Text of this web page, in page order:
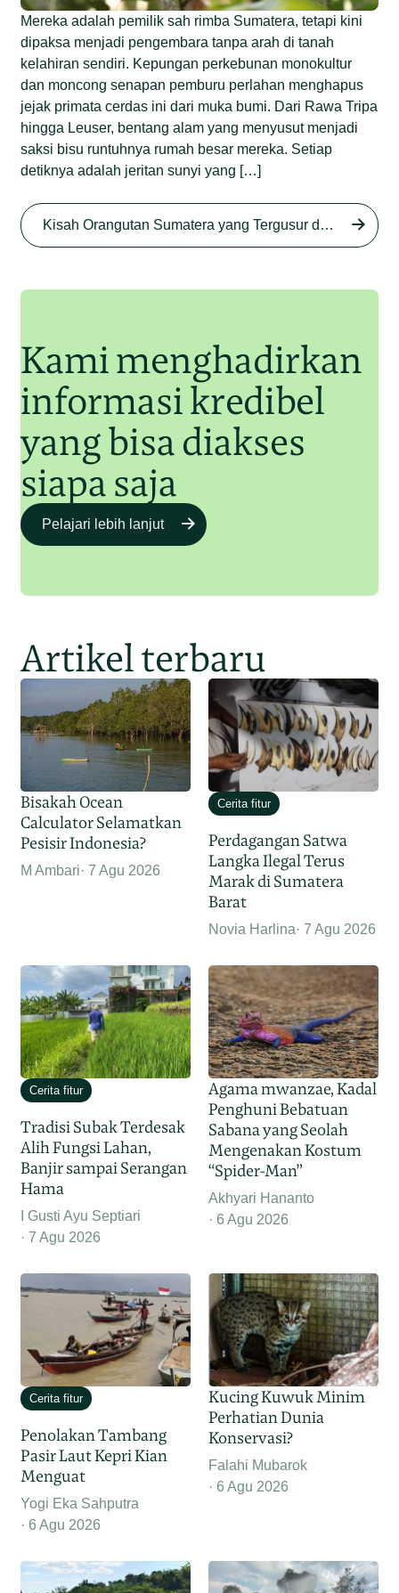
Sumatera di Rawa Tripa
Junaidi Hanafiah 27 Agu 2025
Begini Modus Perburuan
Mereka adalah pemilik sah rimba Sumatera, tetapi kini
dipaksa menjadi pengembara tanpa arah di tanah
kelahiran sendiri. Kepungan perkebunan monokultur
dan moncong senapan pemburu perlahan menghapus
jejak primata cerdas ini dari muka bumi. Dari Rawa Tripa
hingga Leuser, bentang alam yang menyusut menjadi
saksi bisu runtuhnya rumah besar mereka. Setiap
detiknya adalah jeritan sunyi yang […]
Kisah Orangutan Sumatera yang Tergusur dari Rumah Sendiri series
Kami menghadirkan
informasi kredibel
yang bisa diakses
siapa saja
Pelajari lebih lanjut
Artikel terbaru
Bisakah Ocean
Calculator Selamatkan
Pesisir Indonesia?
M Ambari 7 Agu 2026
Cerita fitur
Perdagangan Satwa
Langka Ilegal Terus
Marak di Sumatera
Barat
Novia Harlina 7 Agu 2026
Cerita fitur
Tradisi Subak Terdesak
Alih Fungsi Lahan,
Banjir sampai Serangan
Hama
I Gusti Ayu Septiari
7 Agu 2026
Agama mwanzae, Kadal
Penghuni Bebatuan
Sabana yang Seolah
Mengenakan Kostum
“Spider-Man”
Akhyari Hananto
6 Agu 2026
Cerita fitur
Penolakan Tambang
Pasir Laut Kepri Kian
Menguat
Yogi Eka Sahputra
6 Agu 2026
Kucing Kuwuk Minim
Perhatian Dunia
Konservasi?
Falahi Mubarok
6 Agu 2026